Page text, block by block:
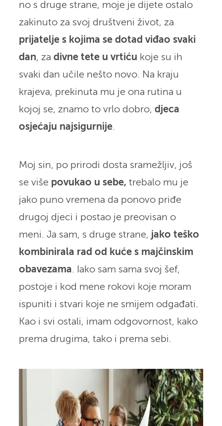
no s druge strane, moje je dijete ostalo
zakinuto za svoj društveni život, za
prijatelje s kojima se dotad viđao svaki
dan, za divne tete u vrtiću koje su ih
svaki dan učile nešto novo. Na kraju
krajeva, prekinuta mu je ona rutina u
kojoj se, znamo to vrlo dobro, djeca
osjećaju najsigurnije.
Moj sin, po prirodi dosta sramežljiv, još
se više povukao u sebe, trebalo mu je
jako puno vremena da ponovo priđe
drugoj djeci i postao je preovisan o
meni. Ja sam, s druge strane, jako teško
kombinirala rad od kuće s majčinskim
obavezama. Iako sam sama svoj šef,
postoje i kod mene rokovi koje moram
ispuniti i stvari koje ne smijem odgađati.
Kao i svi ostali, imam odgovornost, kako
prema drugima, tako i prema sebi.